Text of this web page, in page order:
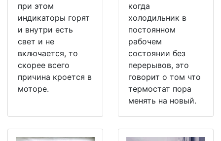
при этом
индикаторы горят
и внутри есть
свет и не
включается, то
скорее всего
причина кроется в
моторе.
когда
холодильник в
постоянном
рабочем
состоянии без
перерывов, это
говорит о том что
термостат пора
менять на новый.